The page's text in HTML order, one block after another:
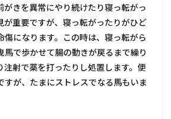
がきを異常にやり続けたり寝っ転がっ
が重要ですが、寝っ転がったりがひど
傷になります。この時は、寝っ転がら
馬で歩かせて腸の動きが戻るまで繰り
注射で薬を打ったりし処置します。便
すが、たまにストレスでなる馬もいま